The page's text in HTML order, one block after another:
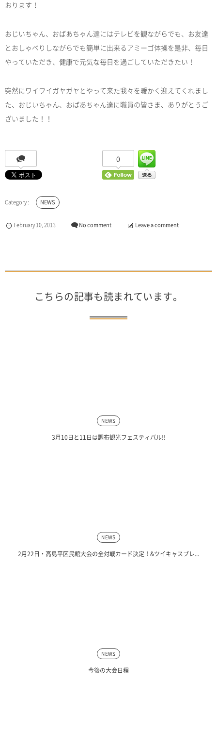
おります！
おじいちゃん、おばあちゃん達にはテレビを観ながらでも、お友達
とおしゃべりしながらでも簡単に出来るアミーゴ体操を是非、毎日
やっていただき、健康で元気な毎日を過ごしていただきたい！
突然にワイワイガヤガヤとやって来た我々を暖かく迎えてくれまし
た、おじいちゃん、おばあちゃん達に職員の皆さま、ありがとうご
ざいました！！
0
NEWS
February10,2013 No comment Leave a comment
こちらの記事も読まれています。
NEWS
3月10日と11日は調布観光フェスティバル!!
NEWS
2月22日・高島平区民館大会の全対戦カード決定！&ツイキャスプレ...
NEWS
今後の大会日程